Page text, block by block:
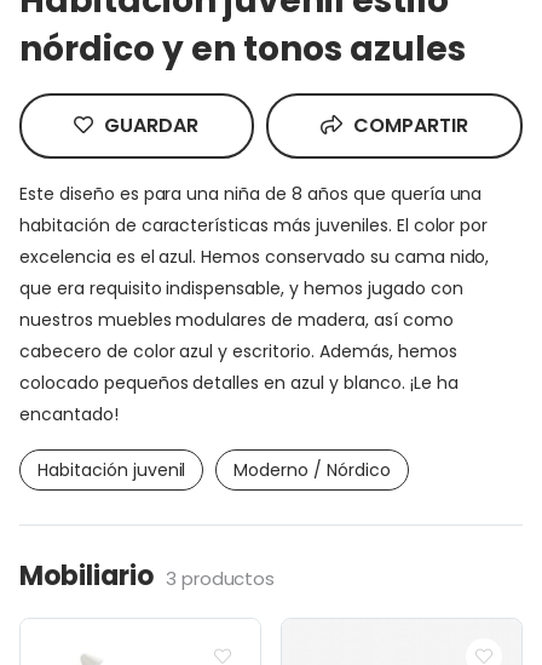
nórdico y en tonos azules
GUARDAR COMPARTIR
Este diseño es para una niña de 8 años que quería una
habitación de características más juveniles. El color por
excelencia es el azul. Hemos conservado su cama nido,
que era requisito indispensable, y hemos jugado con
nuestros muebles modulares de madera, así como
cabecero de color azul y escritorio. Además, hemos
colocado pequeños detalles en azul y blanco. ¡Le ha
encantado!
Habitación juvenil Moderno / Nórdico
Mobiliario 3 productos